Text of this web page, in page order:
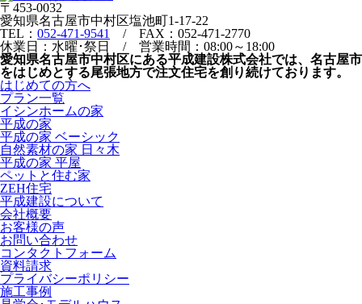
〒453-0032
愛知県名古屋市中村区塩池町1-17-22
TEL： 052-471-9541
/ FAX：052-471-2770
休業日：水曜･祭日 / 営業時間：08:00～18:00
愛知県名古屋市中村区にある平成建設株式会社では、名古屋市
をはじめとする尾張地方で注文住宅を創り続けております。
はじめての方へ
プラン一覧
イシンホームの家
平成の家
平成の家 ベーシック
自然素材の家 日々木
平成の家 平屋
ペットと住む家
ZEH住宅
平成建設について
会社概要
お客様の声
お問い合わせ
コンタクトフォーム
資料請求
プライバシーポリシー
施工事例